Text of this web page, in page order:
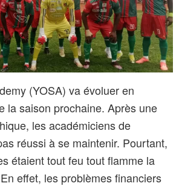
(YOSA) va évoluer en
la saison prochaine. Après une
les académiciens de
réussi à se maintenir. Pourtant,
étaient tout feu tout flamme la
effet, les problèmes financiers